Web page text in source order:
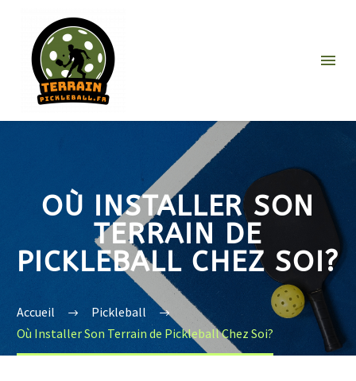
OÙ INSTALLER SON
TERRAIN DE
PICKLEBALL CHEZ SOI?
Accueil
Pickleball
Où Installer Son Terrain de Pickleball Chez Soi?